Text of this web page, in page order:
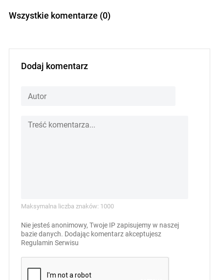
Wszystkie komentarze (0)
Dodaj komentarz
Maksymalna liczba znaków: 1000
Nie jesteś anonimowy, Twoje IP zapisujemy w naszej
bazie danych. Dodając komentarz akceptujesz
Regulamin Serwisu